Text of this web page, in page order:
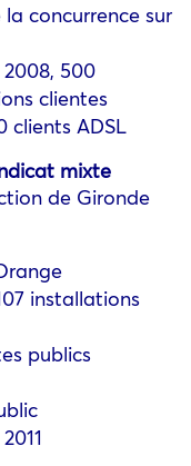
concurrence sur
500
clientes
clients ADSL
mixte
de Gironde
installations
publics